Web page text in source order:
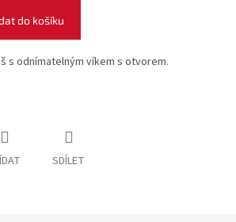
do košíku
s odnímatelným víkem s otvorem.
SDÍLET